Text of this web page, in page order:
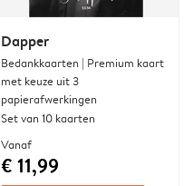
Dapper
Bedankkaarten | Premium kaart
met keuze uit 3
papierafwerkingen
Set van 10 kaarten
Vanaf
€ 11,99